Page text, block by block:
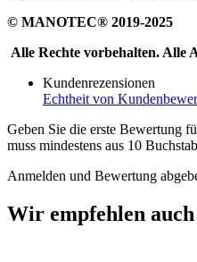
© MANOTEC® 2019-2025
Alle Rechte vorbehalten. Alle
Kundenrezensionen
Echtheit von
Geben Sie die erste Bewertung
muss mindestens aus 10
Anmelden und Bewertung
Wir empfehlen auch